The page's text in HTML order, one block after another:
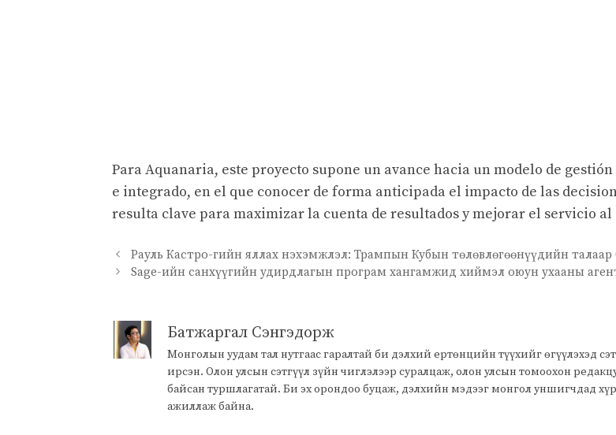
Para Aquanaria, este proyecto supone un avance hacia un modelo de
e integrado, en el que conocer de forma anticipada el impacto de las
resulta clave para maximizar la cuenta de resultados y mejorar el servicio
Рауль Кастро-гийн яллах нэхэмжлэл: Трампын Кубын төлөвлөгөөнүүдийн
Sage-ийн санхүүгийн удирдлагын програм хангамжид хиймэл оюун ухааны
Батжаргал Сэнгэдорж
Монголын уудам тал нутгаас гаралтай би дэлхий ертөнцийн түүхийг өгүүлэхэд
ирсэн. Олон улсын сэтгүүл зүйн чиглэлээр суралцаж, олон улсын томоохон
байсан туршлагатай. Би эх орондоо буцаж, дэлхийн мэдээг монгол уншигчдад
ажиллаж байна.